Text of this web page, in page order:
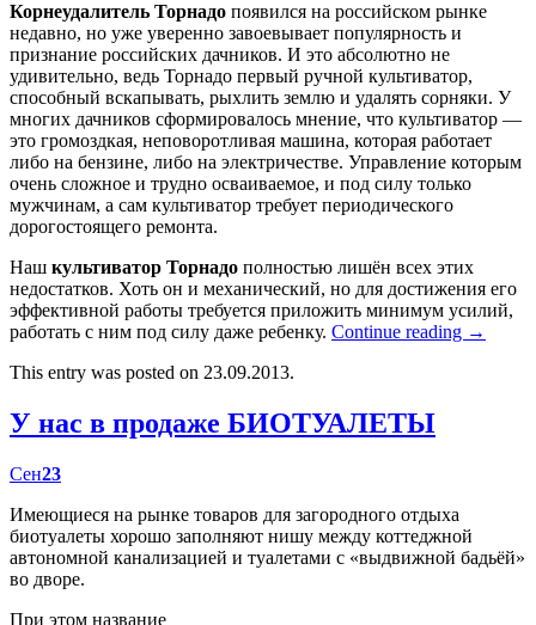
Корнеудалитель Торнадо появился на российском рынке
недавно, но уже уверенно завоевывает популярность и
признание российских дачников. И это абсолютно не
удивительно, ведь Торнадо первый ручной культиватор,
способный вскапывать, рыхлить землю и удалять сорняки. У
многих дачников сформировалось мнение, что культиватор —
это громоздкая, неповоротливая машина, которая работает
либо на бензине, либо на электричестве. Управление которым
очень сложное и трудно осваиваемое, и под силу только
мужчинам, а сам культиватор требует периодического
дорогостоящего ремонта.
Наш культиватор Торнадо полностью лишён всех этих
недостатков. Хоть он и механический, но для достижения его
эффективной работы требуется приложить минимум усилий,
работать с ним под силу даже ребенку. Continue reading →
This entry was posted on 23.09.2013.
У нас в продаже БИОТУАЛЕТЫ
Сен23
Имеющиеся на рынке товаров для загородного отдыха
биотуалеты хорошо заполняют нишу между коттеджной
автономной канализацией и туалетами с «выдвижной бадьёй»
во дворе.
При этом название